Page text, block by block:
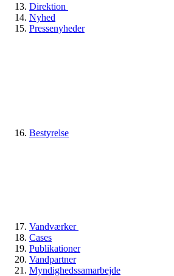
Direktion
Nyhed
Pressenyheder
Bestyrelse
Vandværker
Cases
Publikationer
Vandpartner
Myndighedssamarbejde